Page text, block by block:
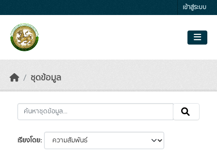
เข้าสู่ระบบ
ชุดข้อมูล
เรียงโดย